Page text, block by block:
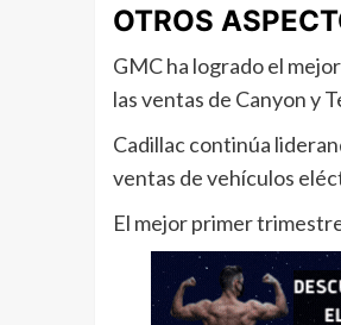
OTROS
GMC ha logrado el
las ventas de Canyon y
Cadillac continúa
ventas de vehículos
El mejor primer